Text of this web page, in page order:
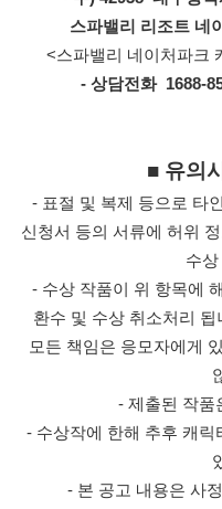
스파밸리 리조트 네
<스파밸리 네이처파크
- 상담전화 1688-
■ 유의
- 표절 및 복제 등으로 타
신청서 등의 서류에 허위
수
- 수상 작품이 위 항목에
환수 및 수상 취소처리 됩
모든 책임은 응모자에게
- 제출된 작품
- 수상작에 한해 추후 캐
- 본 공고 내용은 사